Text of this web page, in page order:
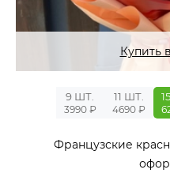
Купить
9 ШТ.
3990 ₽
11 ШТ.
4690 ₽
Французские